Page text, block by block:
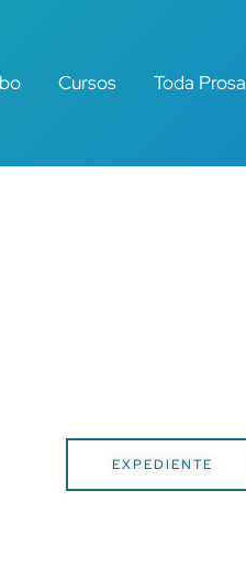
Cursos Toda Prosa
EXPEDIENTE